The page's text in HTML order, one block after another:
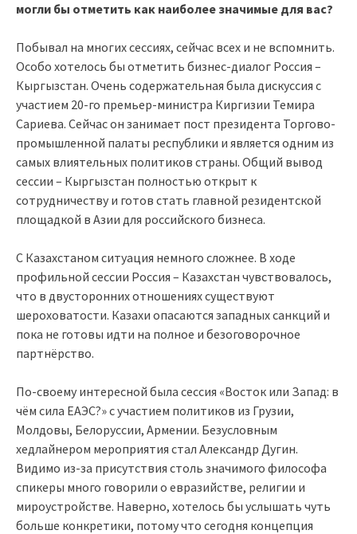
могли бы отметить как наиболее значимые для вас?
Побывал на многих сессиях, сейчас всех и не вспомнить.
Особо хотелось бы отметить бизнес-диалог Россия –
Кыргызстан. Очень содержательная была дискуссия с
участием 20-го премьер-министра Киргизии Темира
Сариева. Сейчас он занимает пост президента Торгово-
промышленной палаты республики и является одним из
самых влиятельных политиков страны. Общий вывод
сессии – Кыргызстан полностью открыт к
сотрудничеству и готов стать главной резидентской
площадкой в Азии для российского бизнеса.
С Казахстаном ситуация немного сложнее. В ходе
профильной сессии Россия – Казахстан чувствовалось,
что в двусторонних отношениях существуют
шероховатости. Казахи опасаются западных санкций и
пока не готовы идти на полное и безоговорочное
партнёрство.
По-своему интересной была сессия «Восток или Запад: в
чём сила ЕАЭС?» с участием политиков из Грузии,
Молдовы, Белоруссии, Армении. Безусловным
хедлайнером мероприятия стал Александр Дугин.
Видимо из-за присутствия столь значимого философа
спикеры много говорили о евразийстве, религии и
мироустройстве. Наверно, хотелось бы услышать чуть
больше конкретики, потому что сегодня концепция